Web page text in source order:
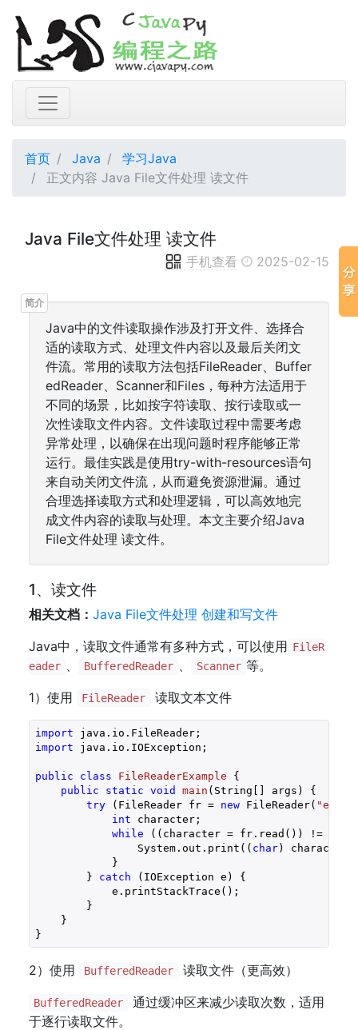
首页 Java
学习Java
正文内容 Java File文件处理 读文件
Java File文件处理 读文件
手机查看 2025-02-15
Java中的文件读取操作涉及打开文件、选择合
适的读取方式、处理文件内容以及最后关闭文
件流。常用的读取方法包括FileReader、Buffer
edReader、Scanner和Files，每种方法适用于
不同的场景，比如按字符读取、按行读取或一
次性读取文件内容。文件读取过程中需要考虑
异常处理，以确保在出现问题时程序能够正常
运行。最佳实践是使用try-with-resources语句
来自动关闭文件流，从而避免资源泄漏。通过
合理选择读取方式和处理逻辑，可以高效地完
成文件内容的读取与处理。本文主要介绍Java
File文件处理 读文件。
1、读文件
相关文档： Java File文件处理 创建和写文件
Java中，读取文件通常有多种方式，可以使用 FileR
eader 、 BufferedReader 、 Scanner 等。
1）使用
FileReader 读取文本文件
import
import java.io.IOException;
public class FileReaderExample
{
public
static void main (String[] args)
{
try (FileReader fr = new FileReader(
int character;
while ((character = fr.read()) != -
                System.out.print((
char)
            }
        }
catch (IOException e) {
            e.printStackTrace();
        }
    }
2）使用 BufferedReader 读取文件（更高效）
BufferedReader
通过缓冲区来减少读取次数，适用
于逐行读取文件。